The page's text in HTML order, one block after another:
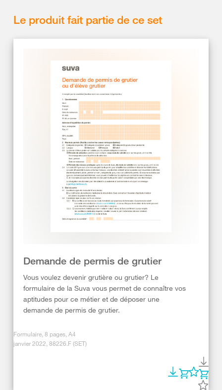
Le produit fait partie de ce set
Demande de permis de grutier
Vous voulez devenir grutière ou grutier? Le
formulaire de la Suva vous permet de connaître vos
aptitudes pour ce métier et de déposer une
demande de permis de grutier.
Formulaire, 8 pages, A4
janvier 2022, 88226.F (SET)